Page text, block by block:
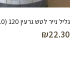
גליל נייר לטש גרעין 120 (10 מטר)
₪22.30